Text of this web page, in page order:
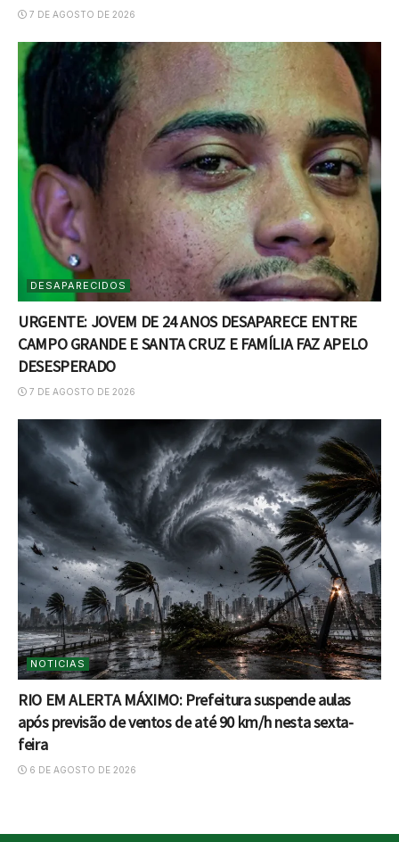
7 DE AGOSTO DE 2026
DESAPARECIDOS
URGENTE: JOVEM DE 24 ANOS DESAPARECE ENTRE
CAMPO GRANDE E SANTA CRUZ E FAMÍLIA FAZ APELO
DESESPERADO
7 DE AGOSTO DE 2026
NOTICIAS
RIO EM ALERTA MÁXIMO: Prefeitura suspende aulas
após previsão de ventos de até 90 km/h nesta sexta-
feira
6 DE AGOSTO DE 2026